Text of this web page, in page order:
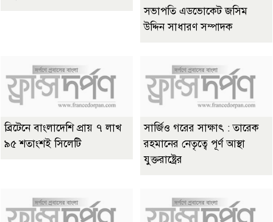
সভাপতি এডভোকেট জসিম
উদ্দিন সাধারণ সম্পাদক
ব্রিটেনে বাংলাদেশি প্রায় ৭ লাখ
৯৫ শতাংশই সিলেটি
সার্জিও গরের সাক্ষাৎ : তারেক
রহমানের নেতৃত্বে পূর্ণ আস্থা
যুক্তরাষ্ট্রের